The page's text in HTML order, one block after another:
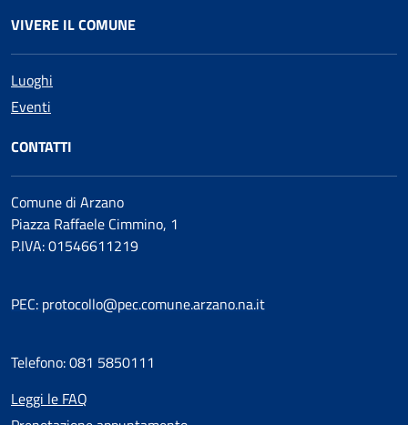
VIVERE IL COMUNE
Luoghi
Eventi
CONTATTI
Comune di Arzano
Piazza Raffaele Cimmino, 1
P.IVA: 01546611219
PEC: protocollo@pec.comune.arzano.na.it
Telefono: 081 5850111
Leggi le FAQ